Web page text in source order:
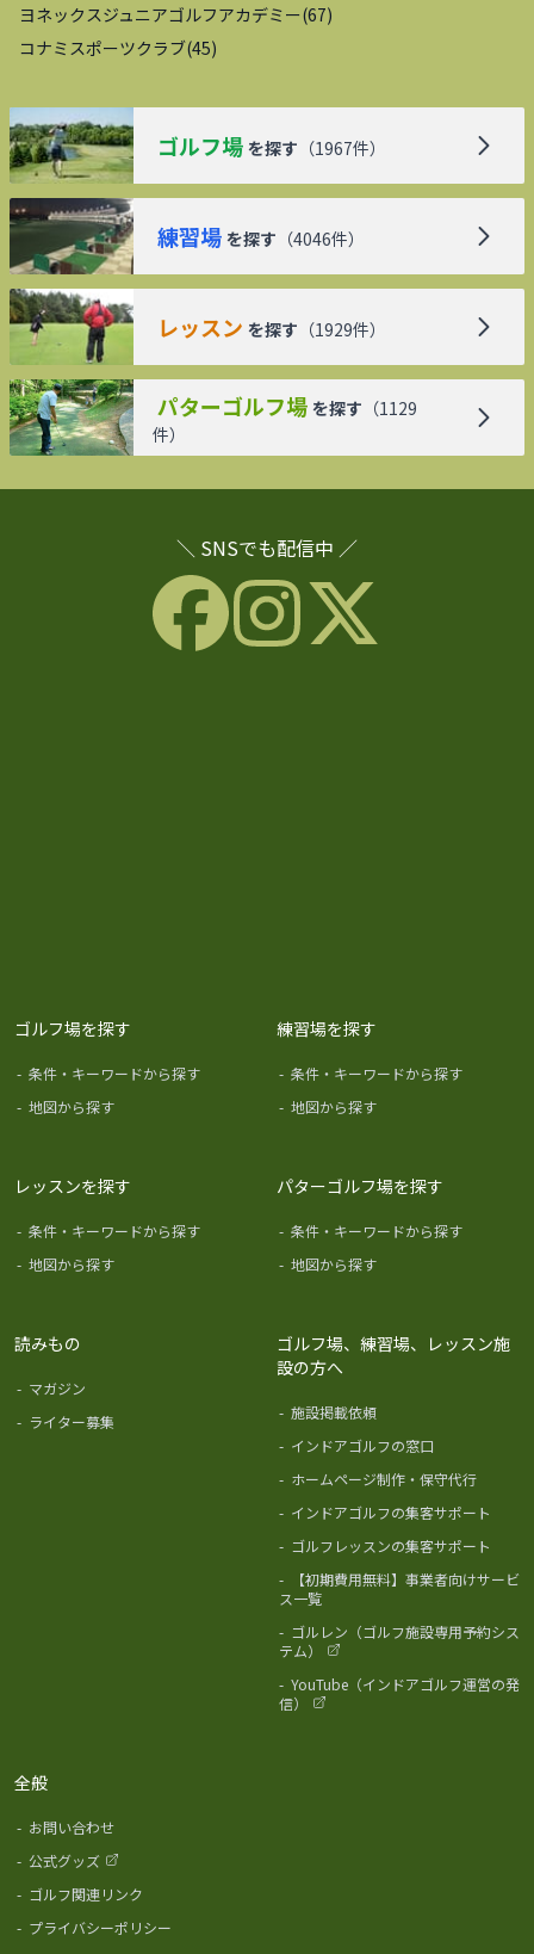
ヨネックスジュニアゴルフアカデミー(67)
コナミスポーツクラブ(45)
ゴルフ場 を探す （1967件）
練習場 を探す （4046件）
レッスン を探す （1929件）
パターゴルフ場 を探す （1129
件）
＼ SNSでも配信中 ／
ゴルフ場を探す
- 条件・キーワードから探す
- 地図から探す
練習場を探す
- 条件・キーワードから探す
- 地図から探す
レッスンを探す
- 条件・キーワードから探す
- 地図から探す
パターゴルフ場を探す
- 条件・キーワードから探す
- 地図から探す
読みもの
- マガジン
- ライター募集
ゴルフ場、練習場、レッスン施
設の方へ
- 施設掲載依頼
- インドアゴルフの窓口
- ホームページ制作・保守代行
- インドアゴルフの集客サポート
- ゴルフレッスンの集客サポート
-
【初期費用無料】事業者向けサービ
ス一覧
- ゴルレン（ゴルフ施設専用予約シス
テム）
- YouTube（インドアゴルフ運営の発
信）
全般
- お問い合わせ
- 公式グッズ
- ゴルフ関連リンク
- プライバシーポリシー